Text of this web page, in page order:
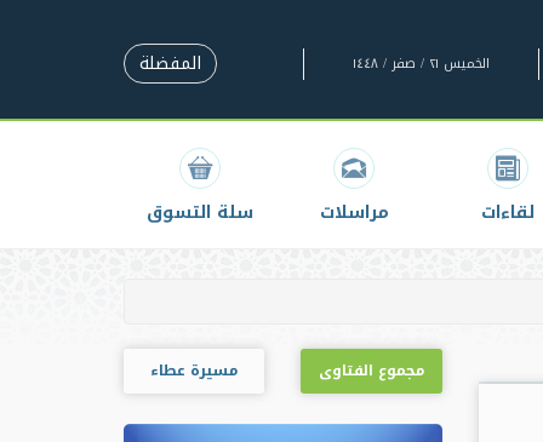
الخميس ٢١ / صفر / ١٤٤٨ المفضلة
لقاءات مراسلات سلة التسوق
مجموع الفتاوى مسيرة عطاء